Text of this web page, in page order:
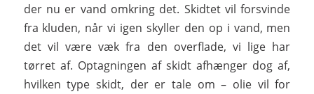
der nu er vand omkring det. Skidtet vil forsvinde
fra kluden, når vi igen skyller den op i vand, men
det vil være væk fra den overflade, vi lige har
tørret af. Optagningen af skidt afhænger dog af,
hvilken type skidt, der er tale om – olie vil for